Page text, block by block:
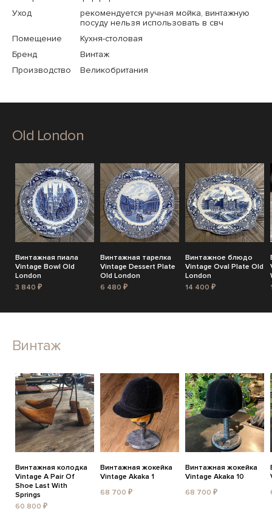
Уход
рекомендуется ручная мойка, винтажную
посуду нельзя использовать в свч
Помещение
Кухня-столовая
Бренд
Винтаж
Производство
Великобритания
Old London
Винтажная пиала
Vintage Bowl Old
London
3 840 ₽
Винтажная тарелка
Vintage Dessert Plate
Old London
6 480 ₽
Винтажное блюдо
Vintage Oval Plate Old
London
14 400 ₽
Винтаж
Винтажная колодка
Vintage A Pair Of
Shoe Last With
Springs
60 800 ₽
Винтажная жокейка
Vintage Akaka 1
68 700 ₽
Винтажная жокейка
Vintage Akaka 10
68 700 ₽